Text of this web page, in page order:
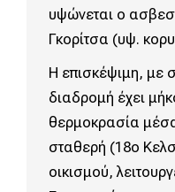
υψώνεται ο
Γκορίτσα (υψ.
Η επισκέψιμη, με
διαδρομή έχει
θερμοκρασία
σταθερή (18ο
οικισμού,